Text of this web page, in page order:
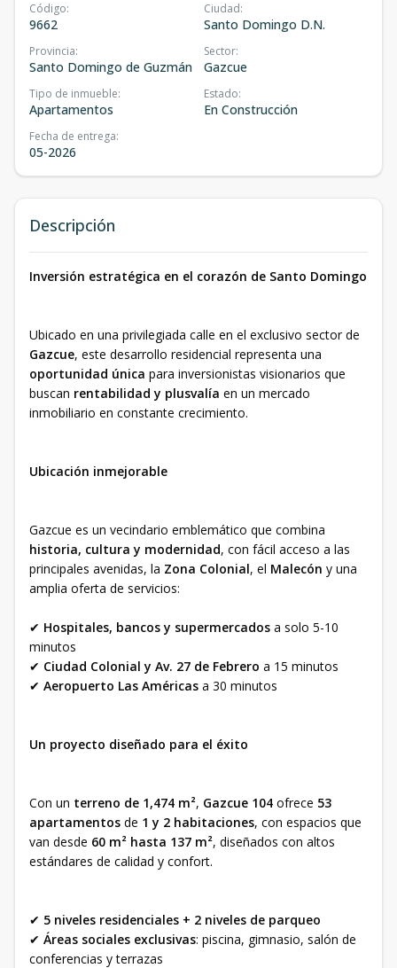
Código:
9662
Ciudad:
Santo Domingo D.N.
Provincia:
Santo Domingo de Guzmán
Sector:
Gazcue
Tipo de inmueble:
Apartamentos
Estado:
En Construcción
Fecha de entrega:
05-2026
Descripción
Inversión estratégica en el corazón de Santo Domingo
Ubicado en una privilegiada calle en el exclusivo sector de
Gazcue, este desarrollo residencial representa una
oportunidad única para inversionistas visionarios que
buscan rentabilidad y plusvalía en un mercado
inmobiliario en constante crecimiento.
Ubicación inmejorable
Gazcue es un vecindario emblemático que combina
historia, cultura y modernidad, con fácil acceso a las
principales avenidas, la Zona Colonial, el Malecón y una
amplia oferta de servicios:
✔ Hospitales, bancos y supermercados a solo 5-10
minutos
✔ Ciudad Colonial y Av. 27 de Febrero a 15 minutos
✔ Aeropuerto Las Américas a 30 minutos
Un proyecto diseñado para el éxito
Con un terreno de 1,474 m², Gazcue 104 ofrece 53
apartamentos de 1 y 2 habitaciones, con espacios que
van desde 60 m² hasta 137 m², diseñados con altos
estándares de calidad y confort.
✔ 5 niveles residenciales + 2 niveles de parqueo
✔ Áreas sociales exclusivas: piscina, gimnasio, salón de
conferencias y terrazas